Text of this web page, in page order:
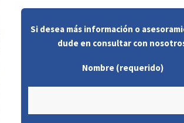
Si desea más información o
dude en consultar con
Nombre (requerido)